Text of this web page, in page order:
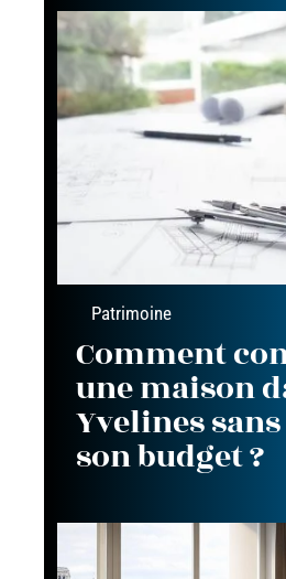
Patrimoine
Comment
une maison
Yvelines
son budget ?